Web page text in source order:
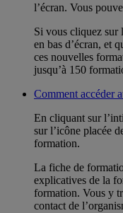
l’écran. Vous
Si vous cliquez sur
en bas d’écran, et
ces nouvelles
jusqu’à 150
Comment accéder
En cliquant sur
sur l’icône placée
formation.
La fiche de
explicatives de la
formation. Vous y
contact de